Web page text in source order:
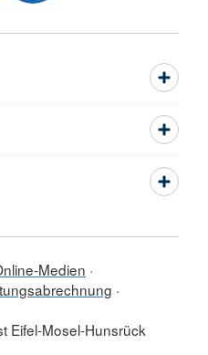
Medien
Eifel-Mosel-Hunsrück